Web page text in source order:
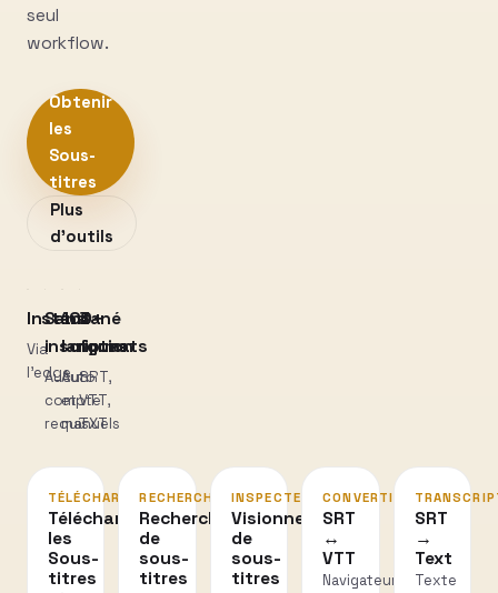
seul
workflow.
Obtenir
les
Sous-
titres
Plus
d’outils
Instantané
Via
l’edge
Sans
inscription
Aucun
compte
requis
100+
langues
Auto
et
manuels
3
formats
SRT,
VTT,
TXT
TÉLÉCHARGER
Téléchargez
les
Sous-
titres
RECHERCHER
Recherche
de
sous-
titres
INSPECTER
Visionneuse
de
sous-
titres
CONVERTIR
SRT
↔
VTT
Navigateur
SRT
→
Text
Texte